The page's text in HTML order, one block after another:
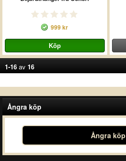
999 kr
1-16 av 16
Ångra köp
Ångra köp